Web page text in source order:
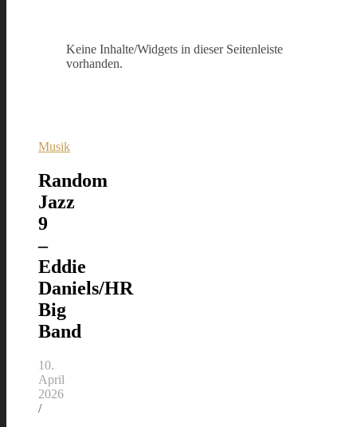
Keine Inhalte/Widgets in dieser Seitenleiste
vorhanden.
Musik
Random
Jazz
9
–
Eddie
Daniels/HR
Big
Band
10.
April
2026
/